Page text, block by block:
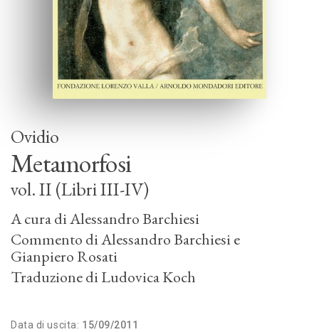
Ovidio
Metamorfosi
vol. II (Libri III-IV)
A cura diAlessandro Barchiesi
Commento diAlessandro Barchiesi
Gianpiero Rosati
Traduzione diLudovica Koch
Data di uscita: 15/09/2011